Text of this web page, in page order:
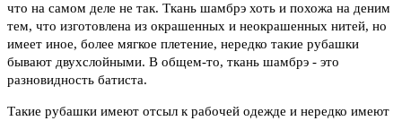
что на самом деле не так. Ткань шамбрэ хоть и похожа на деним
тем, что изготовлена из окрашенных и неокрашенных нитей, но
имеет иное, более мягкое плетение, нередко такие рубашки
бывают двухслойными. В общем-то, ткань шамбрэ - это
разновидность батиста.
Такие рубашки имеют отсыл к рабочей одежде и нередко имеют